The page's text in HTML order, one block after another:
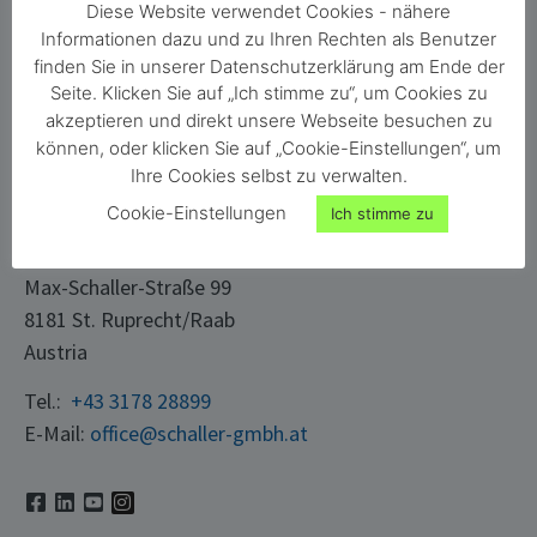
Karriere
Kontakt
Login
Material
Gebäude
Papier & Karton
Max-Schaller-Straße 99
8181 St. Ruprecht/Raab
Austria
Tel.: +43 3178 28899
E-Mail: office@schaller-gmbh.at
Diese Website verwendet Cookies - nähere
Informationen dazu und zu Ihren Rechten als Benutzer
finden Sie in unserer Datenschutzerklärung am Ende der
Seite. Klicken Sie auf „Ich stimme zu“, um Cookies zu
akzeptieren und direkt unsere Webseite besuchen zu
können, oder klicken Sie auf „Cookie-Einstellungen“, um
Ihre Cookies selbst zu verwalten.
Cookie-Einstellungen
Ich stimme zu